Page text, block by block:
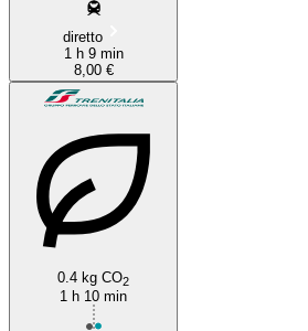
diretto
1 h 9 min
8,00 €
0.4 kg CO2
1 h 10 min